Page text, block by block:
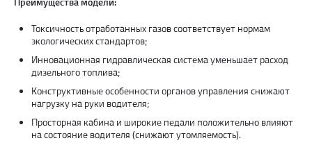
Токсичность отработанных газов соответствует нормам
экологических стандартов;
Инновационная гидравлическая система уменьшает расход
дизельного топлива;
Конструктивные особенности органов управления снижают
нагрузку на руки водителя;
Просторная кабина и широкие педали положительно влияют
на состояние водителя (снижают утомляемость).